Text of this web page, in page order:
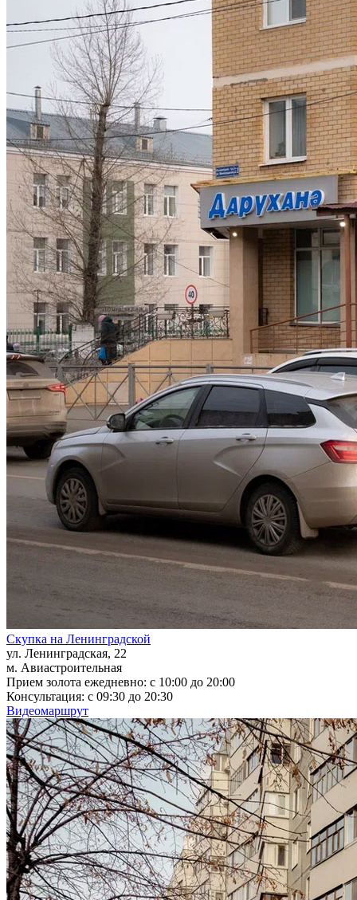
Скупка на Ленинградской
ул. Ленинградская, 22
м. Авиастроительная
Прием золота ежедневно: с 10:00 до 20:00
Консультация: с 09:30 до 20:30
Видеомаршрут